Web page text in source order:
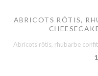
ABRICOTS RÔTIS,
Abricots rôtis, rhubarbe